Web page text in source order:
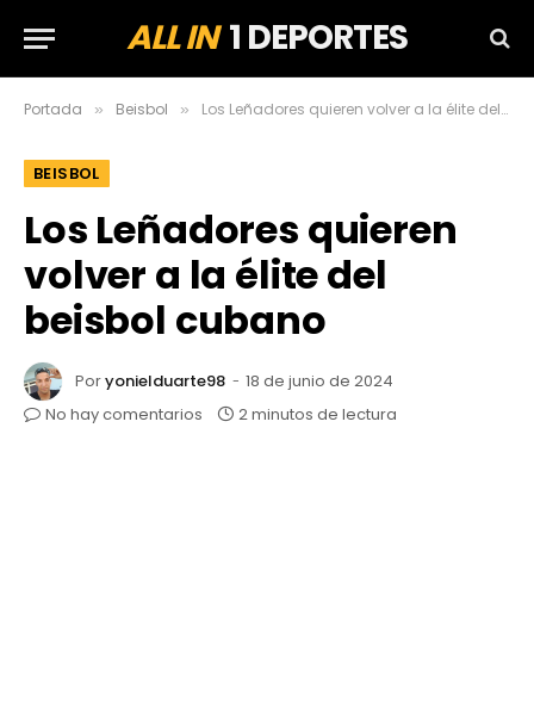
ALL IN1 DEPORTES
Portada » Beisbol » Los Leñadores quieren volver a la élite del beisbol cubano
BEISBOL
Los Leñadores quieren
volver a la élite del
beisbol cubano
Poryonielduarte98
18 de junio de 2024
No hay comentarios
2 minutos de lectura